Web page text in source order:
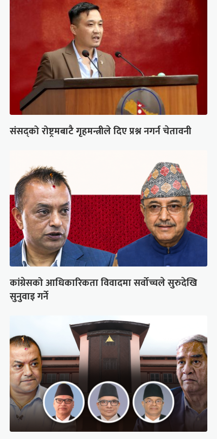
संसद्को रोष्ट्रमबाटै गृहमन्त्रीले दिए प्रश्न नगर्न चेतावनी
कांग्रेसको आधिकारिकता विवादमा सर्वोच्चले सुरुदेखि
सुनुवाइ गर्ने